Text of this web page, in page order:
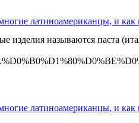
латиноамериканцы, и как
называются паста
латиноамериканцы, и как